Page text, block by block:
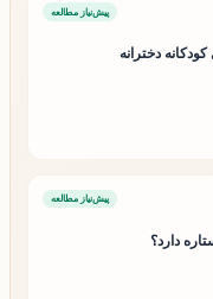
پیش‌نیاز مطالعه
دخترانه
پیش‌نیاز مطالعه